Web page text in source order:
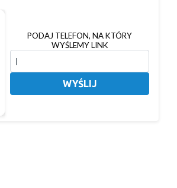
PODAJ TELEFON, NA KTÓRY
WYŚLEMY LINK
WYŚLIJ